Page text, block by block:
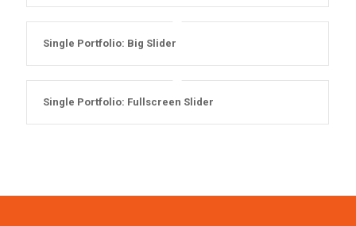
Single Portfolio: Big Slider
Single Portfolio: Fullscreen Slider